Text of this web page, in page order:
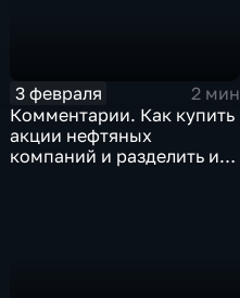
3 февраля
2 мин
Комментарии. Как купить
акции нефтяных
компаний и разделить их